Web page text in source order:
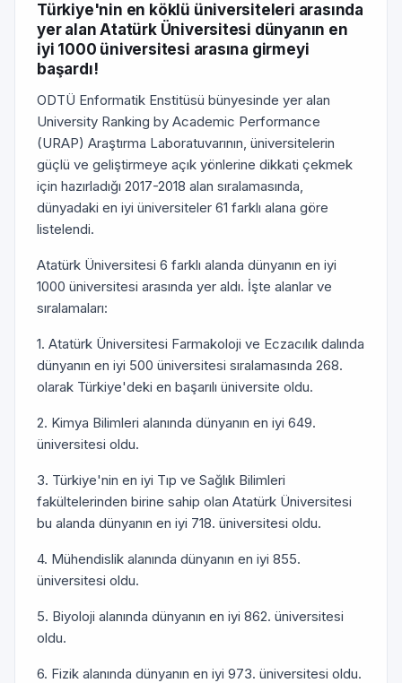
Türkiye'nin en köklü üniversiteleri arasında
yer alan Atatürk Üniversitesi dünyanın en
iyi 1000 üniversitesi arasına girmeyi
başardı!
ODTÜ Enformatik Enstitüsü bünyesinde yer alan
University Ranking by Academic Performance
(URAP) Araştırma Laboratuvarının, üniversitelerin
güçlü ve geliştirmeye açık yönlerine dikkati çekmek
için hazırladığı 2017-2018 alan sıralamasında,
dünyadaki en iyi üniversiteler 61 farklı alana göre
listelendi.
Atatürk Üniversitesi 6 farklı alanda dünyanın en iyi
1000 üniversitesi arasında yer aldı. İşte alanlar ve
sıralamaları:
1. Atatürk Üniversitesi Farmakoloji ve Eczacılık dalında
dünyanın en iyi 500 üniversitesi sıralamasında 268.
olarak Türkiye'deki en başarılı üniversite oldu.
2. Kimya Bilimleri alanında dünyanın en iyi 649.
üniversitesi oldu.
3. Türkiye'nin en iyi Tıp ve Sağlık Bilimleri
fakültelerinden birine sahip olan Atatürk Üniversitesi
bu alanda dünyanın en iyi 718. üniversitesi oldu.
4. Mühendislik alanında dünyanın en iyi 855.
üniversitesi oldu.
5. Biyoloji alanında dünyanın en iyi 862. üniversitesi
oldu.
6. Fizik alanında dünyanın en iyi 973. üniversitesi oldu.